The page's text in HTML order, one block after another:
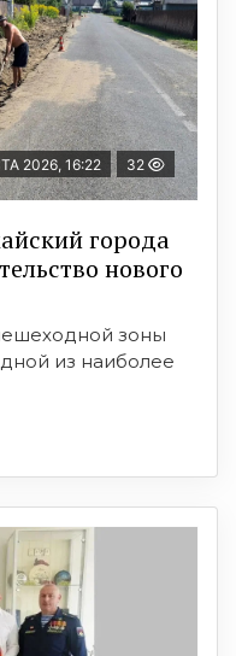
2026, 16:22 32
города
нового
зоны
из наиболее